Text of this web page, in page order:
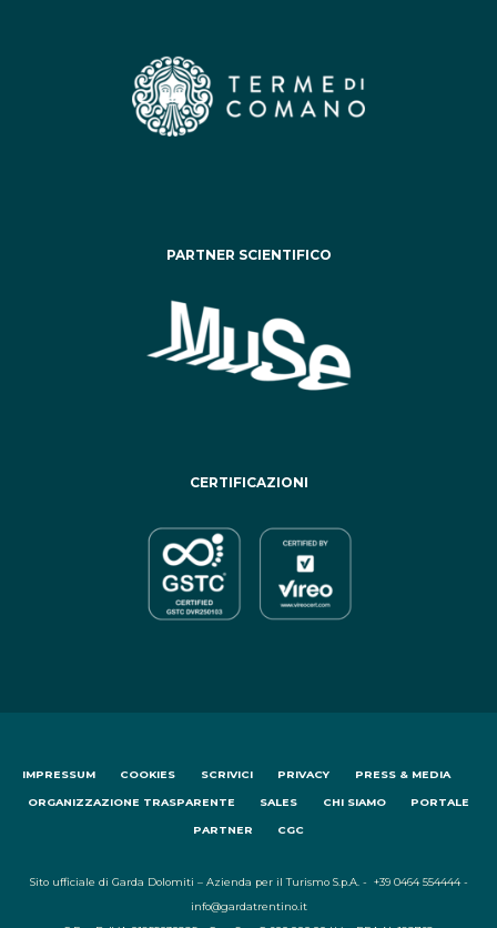
PARTNER SCIENTIFICO
CERTIFICAZIONI
IMPRESSUM COOKIES SCRIVICI PRIVACY PRESS & MEDIA
ORGANIZZAZIONE TRASPARENTE SALES CHI SIAMO PORTALE
PARTNER CGC
Sito ufficiale di Garda Dolomiti – Azienda per il Turismo S.p.A. - +39 0464 554444 -
info@gardatrentino.it